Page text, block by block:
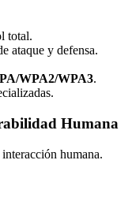
total.
ataque y defensa.
WPA2/WPA3.
Humana
humana.